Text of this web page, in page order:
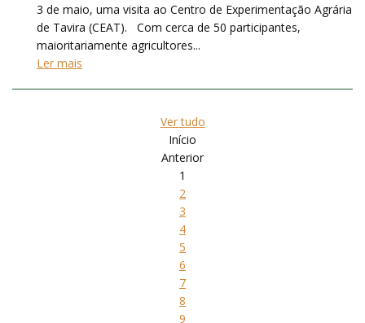
3 de maio, uma visita ao Centro de Experimentação Agrária
de Tavira (CEAT). Com cerca de 50 participantes,
maioritariamente agricultores...
Ler mais
Ver tudo
Início
Anterior
1
2
3
4
5
6
7
8
9